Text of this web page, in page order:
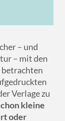
– und
– mit den
betrachten
Verlage zu
kleine
oder